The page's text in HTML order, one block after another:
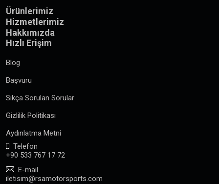
Ürünlerimiz
Hizmetlerimiz
Hakkımızda
Hızlı Erişim
Blog
Başvuru
Sıkça Sorulan Sorular
Gizlilik Politikası
Aydınlatma Metni
Telefon
+90 533 767 17 72
E-mail
iletisim@rsamotorsports.com